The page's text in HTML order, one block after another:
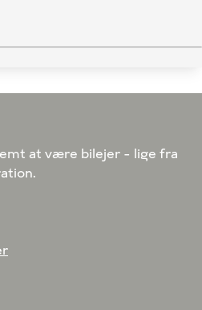
to load content...
at være bilejer - lige fra